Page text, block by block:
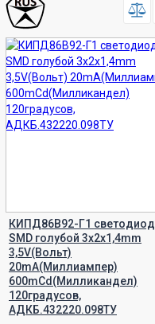
КИПД86В92-Г1 светодиод
SMD голубой 3х2х1,4mm
3,5V(Вольт)
20mA(Миллиампер)
600mCd(Милликандел)
120градусов,
АДКБ.432220.098ТУ